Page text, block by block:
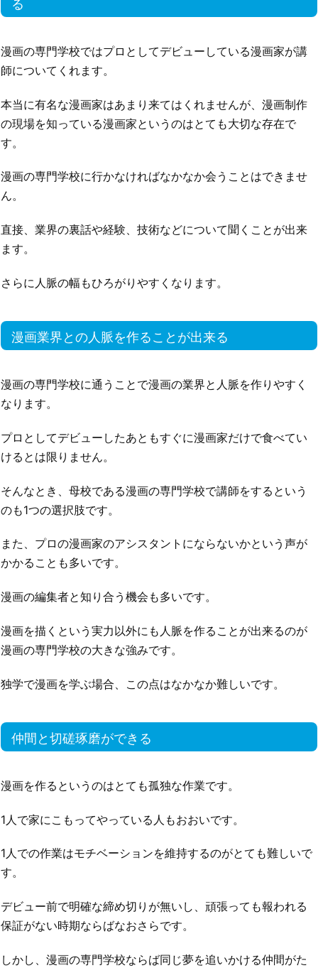
る
漫画の専門学校ではプロとしてデビューしている漫画家が講
師についてくれます。
本当に有名な漫画家はあまり来てはくれませんが、漫画制作
の現場を知っている漫画家というのはとても大切な存在で
す。
漫画の専門学校に行かなければなかなか会うことはできませ
ん。
直接、業界の裏話や経験、技術などについて聞くことが出来
ます。
さらに人脈の幅もひろがりやすくなります。
漫画業界との人脈を作ることが出来る
漫画の専門学校に通うことで漫画の業界と人脈を作りやすく
なります。
プロとしてデビューしたあともすぐに漫画家だけで食べてい
けるとは限りません。
そんなとき、母校である漫画の専門学校で講師をするという
のも1つの選択肢です。
また、プロの漫画家のアシスタントにならないかという声が
かかることも多いです。
漫画の編集者と知り合う機会も多いです。
漫画を描くという実力以外にも人脈を作ることが出来るのが
漫画の専門学校の大きな強みです。
独学で漫画を学ぶ場合、この点はなかなか難しいです。
仲間と切磋琢磨ができる
漫画を作るというのはとても孤独な作業です。
1人で家にこもってやっている人もおおいです。
1人での作業はモチベーションを維持するのがとても難しいで
す。
デビュー前で明確な締め切りが無いし、頑張っても報われる
保証がない時期ならばなおさらです。
しかし、漫画の専門学校ならば同じ夢を追いかける仲間がた